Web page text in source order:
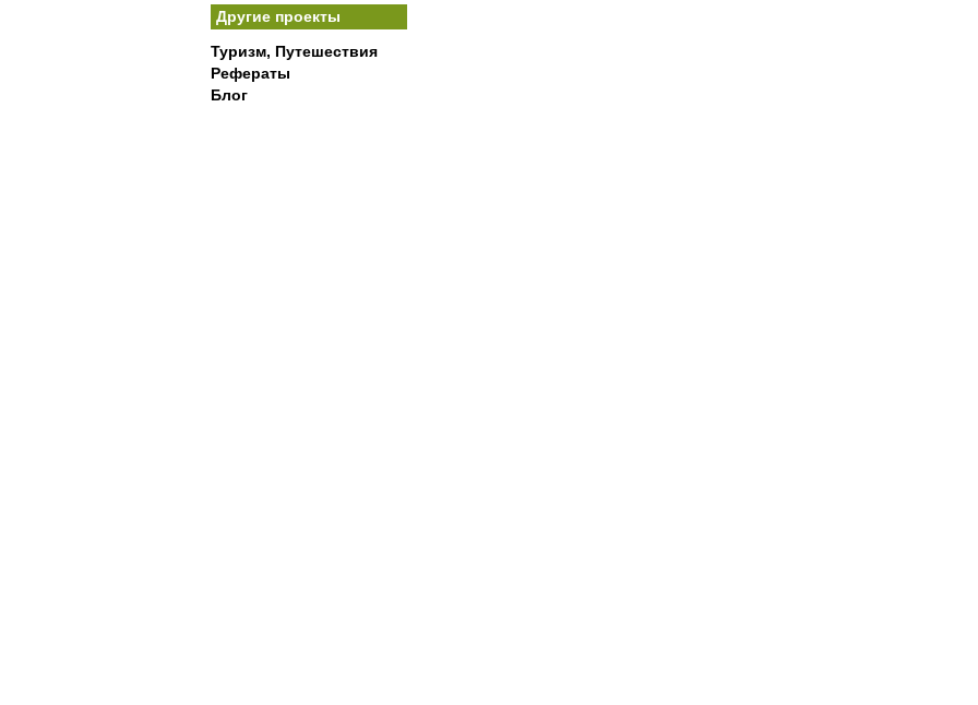
Другие проекты
Туризм, Путешествия
Рефераты
Блог